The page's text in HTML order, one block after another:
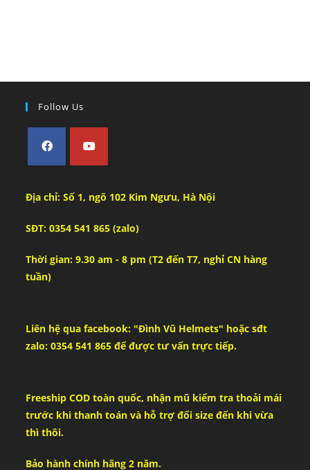
Follow Us
Địa chỉ: Số 1, ngõ 102 Kim Ngưu, Hà Nội
SĐT: 0354 541 865 (zalo)
Thời gian: 9.30 am - 8 pm (T2 đến T7, nghỉ CN hàng
tuần)
Liên hệ qua facebook: "Đình Vũ Helmets" hoặc sđt
zalo: 0354 541 865 để được tư vấn trực tiếp.
Freeship COD toàn quốc, nhận mũ kiểm tra thoải mái
trước khi thanh toán và hỗ trợ đổi size đến khi vừa
thì thôi.
Bảo hành chính hãng 2 năm.